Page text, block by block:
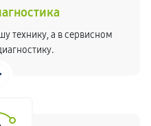
технику, а в сервисном